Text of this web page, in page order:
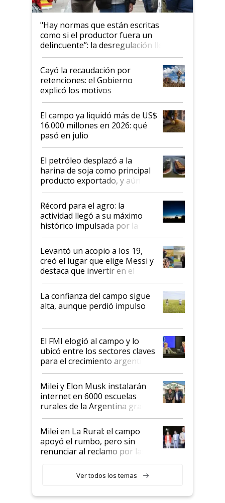
"Hay normas que están escritas
como si el productor fuera un
delincuente”: la desregulación llegó
al Congreso Aapresid y hasta se
habló del financiamiento al IPCVA
Cayó la recaudación por
retenciones: el Gobierno
explicó los motivos
El campo ya liquidó más de US$
16.000 millones en 2026: qué
pasó en julio
El petróleo desplazó a la
harina de soja como principal
producto exportado, y aún así
el agro aportó casi seis de cada
diez dólares y sostuvo el
liderazgo en un semestre
récord
Récord para el agro: la
actividad llegó a su máximo
histórico impulsada por la
cosecha y las exportaciones
Levantó un acopio a los 19,
creó el lugar que elige Messi y
destaca que invertir en el
kirchnerismo era como "darle
plata a un hijo para droga":
Juan Félix Rossetti, el libertario
que de una dura crisis salió
de Milei
La confianza del campo sigue
alta, aunque perdió impulso
El FMI elogió al campo y lo
ubicó entre los sectores claves
para el crecimiento argentino
Milei y Elon Musk instalarán
internet en 6000 escuelas
rurales de la Argentina gracias
a un acuerdo con Starlink
Milei en La Rural: el campo
apoyó el rumbo, pero sin
renunciar al reclamo por las
Ver todos los temas